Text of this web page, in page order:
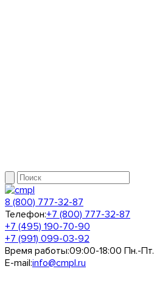
8 (800) 777-32-87
Телефон:+7 (800) 777-32-87
+7 (495) 190-70-90
+7 (991) 099-03-92
Время работы:09:00-18:00 Пн.-Пт.
E-mail:info@cmpl.ru